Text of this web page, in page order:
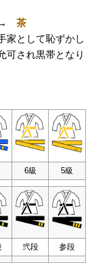
茶
家として恥ずかし
可され黒帯となり
6級 5級
弐段 参段